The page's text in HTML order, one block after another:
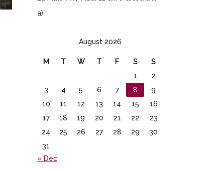
a)
August 2026
M T W T F S
S
1
2
3
4 5 6 7 8
9
10
11 12 13 14 15
16
17
18 19 20 21 22
23
24
25 26 27 28 29
30
31
« Dec